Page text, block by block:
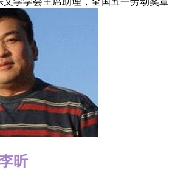
昕